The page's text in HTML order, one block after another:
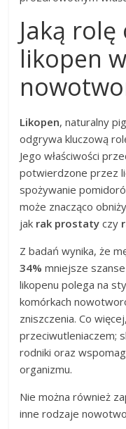
Jaką
likopen
Likopen, naturalny
odgrywa kluczową
Jego właściwości
potwierdzone przez
spożywanie
może znacząco
jak rak prostaty czy
Z badań wynika, że
34% mniejsze
likopenu polega na
komórkach
zniszczenia. Co
przeciwutleniaczem;
rodniki oraz
organizmu.
Nie można również
inne rodzaje